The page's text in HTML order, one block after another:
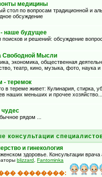
медицины
стол по вопросам традиционной и
обсуждение
наше будущее
и решений: обсуждение
Свободной Мысли
экономика, общественная
театр, кино, музыка, фото, наука и
- теремок
в тереме живет: Кулинария, стирка,
наших меньших и прочее хозяйство...
чудес
рядом ...
консультации
и гинекология
здоровье. Консультации
blizzard Fantominka
��������: